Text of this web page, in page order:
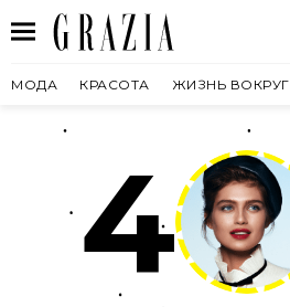
МОДА КРАСОТА ЖИЗНЬ ВОКРУГ
4